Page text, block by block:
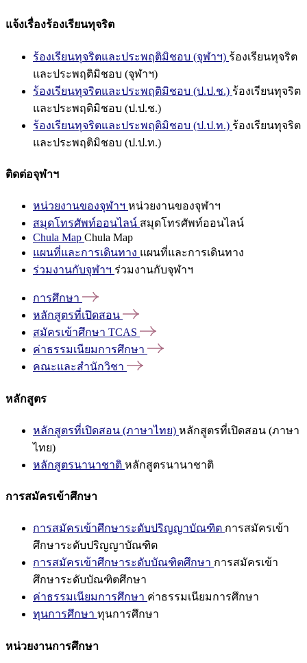
แจ้งเรื่องร้องเรียนทุจริต
ร้องเรียนทุจริตและประพฤติมิชอบ (จุฬาฯ) ร้องเรียนทุจริต
และประพฤติมิชอบ (จุฬาฯ)
ร้องเรียนทุจริตและประพฤติมิชอบ (ป.ป.ช.) ร้องเรียนทุจริต
และประพฤติมิชอบ (ป.ป.ช.)
ร้องเรียนทุจริตและประพฤติมิชอบ (ป.ป.ท.) ร้องเรียนทุจริต
และประพฤติมิชอบ (ป.ป.ท.)
ติดต่อจุฬาฯ
หน่วยงานของจุฬาฯ หน่วยงานของจุฬาฯ
สมุดโทรศัพท์ออนไลน์ สมุดโทรศัพท์ออนไลน์
Chula Map Chula Map
แผนที่และการเดินทาง แผนที่และการเดินทาง
ร่วมงานกับจุฬาฯ ร่วมงานกับจุฬาฯ
การศึกษา
หลักสูตรที่เปิดสอน
สมัครเข้าศึกษา TCAS
ค่าธรรมเนียมการศึกษา
คณะและสำนักวิชา
หลักสูตร
หลักสูตรที่เปิดสอน (ภาษาไทย) หลักสูตรที่เปิดสอน (ภาษา
ไทย)
หลักสูตรนานาชาติ หลักสูตรนานาชาติ
การสมัครเข้าศึกษา
การสมัครเข้าศึกษาระดับปริญญาบัณฑิต การสมัครเข้า
ศึกษาระดับปริญญาบัณฑิต
การสมัครเข้าศึกษาระดับบัณฑิตศึกษา การสมัครเข้า
ศึกษาระดับบัณฑิตศึกษา
ค่าธรรมเนียมการศึกษา ค่าธรรมเนียมการศึกษา
ทุนการศึกษา ทุนการศึกษา
หน่วยงานการศึกษา